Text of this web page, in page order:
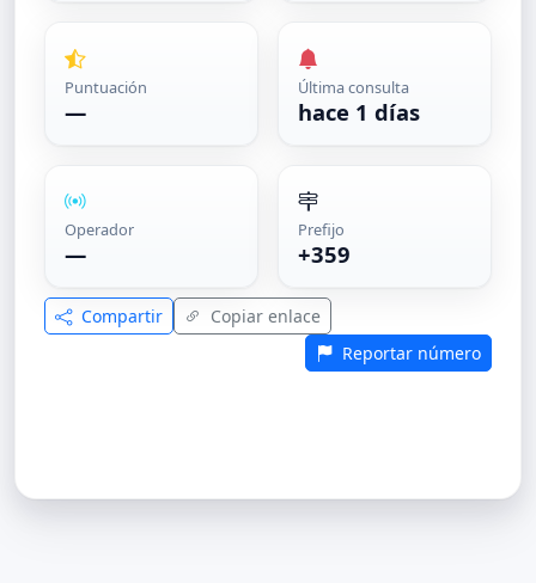
Puntuación
—
Última consulta
hace 1 días
Operador
—
Prefijo
+359
Compartir
Copiar enlace
Reportar número